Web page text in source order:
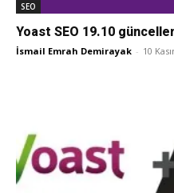
SEO
Yoast SEO 19.10
İsmail Emrah Demirayak - 10